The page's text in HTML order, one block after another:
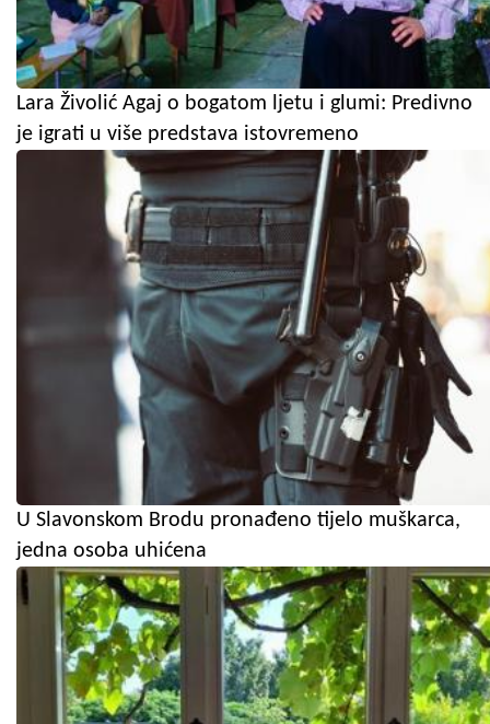
Lara Živolić Agaj o bogatom ljetu i glumi: Predivno
je igrati u više predstava istovremeno
U Slavonskom Brodu pronađeno tijelo muškarca,
jedna osoba uhićena